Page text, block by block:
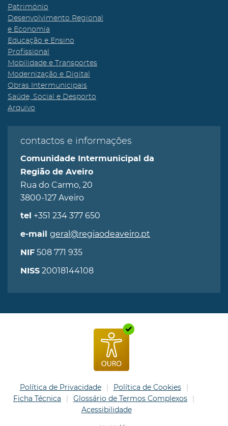
Património
Desenvolvimento Regional
e Economia
Educação e Ensino
Profissional
Mobilidade e Transportes
Modernização e Digital
Obras Intermunicipais
Saúde, Social e Desporto
Arquivo
contactos e informações
Comunidade Intermunicipal da
Região de Aveiro
Rua do Carmo, 20
3800-127 Aveiro
tel +351 234 377 650
e-mail geral@regiaodeaveiro.pt
NIF 508 771 935
NISS 20018144108
Política de Privacidade
Política de Cookies
Ficha Técnica
Glossário de Termos Complexos
Acessibilidade